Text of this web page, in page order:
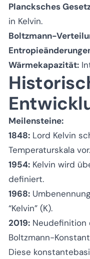
Plancksches
in Kelvin.
Boltzmann-
Wärmekapazität:
Meilensteine:
1848: Lord Kelvin
Temperaturskala vor.
1954: Kelvin wird
definiert.
1968:
“Kelvin” (K).
2019: Neudefinition
Boltzmann-
Diese